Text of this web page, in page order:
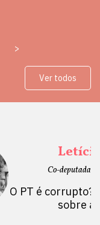
>
Ver todos
Co-deputada
O PT é corrupto?
sobre a